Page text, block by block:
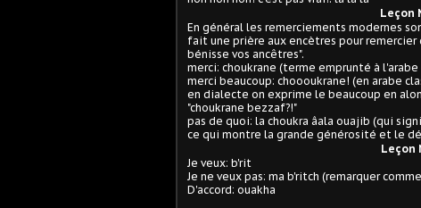
Leçon
En général les remerciements modernes
fait une prière aux encètres pour remercier
bénisse vos ancêtres".
merci: choukrane (terme emprunté à l'arabe
merci beaucoup: choooukrane! (en arabe
en dialecte on exprime le beaucoup en
"choukrane bezzaf?!"
pas de quoi: la choukra âala ouajib (qui
ce qui montre la grande générosité et le
Leçon
Je veux: b'rit
Je ne veux pas: ma b'ritch (remarquer
D'accord: ouakha